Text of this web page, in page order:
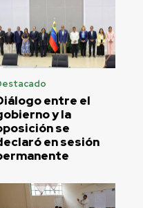
entre el
y la
se
en sesión